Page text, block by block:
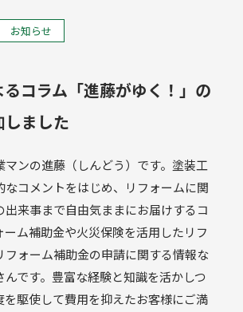
お知らせ
コラム「進藤がゆく！」の
しました
マンの進藤（しんどう）です。塗装工
なコメントをはじめ、リフォームに関
出来事まで自由気ままにお届けするコ
ーム補助金や火災保険を活用したリフ
フォーム補助金の申請に関する情報な
んです。豊富な経験と知識を活かしつ
を駆使して費用を抑えたお客様にご満